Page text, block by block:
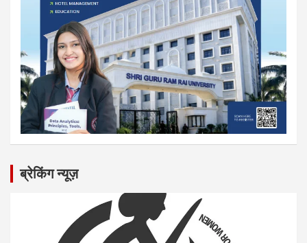
ब्रेकिंग न्यूज़